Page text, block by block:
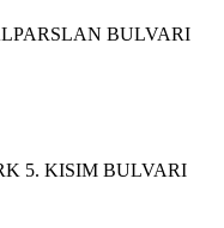
BULVARI
5. KISIM BULVARI